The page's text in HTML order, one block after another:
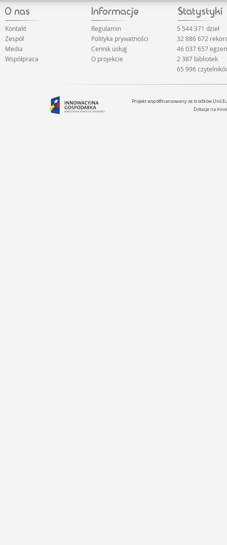
Kontakt
Zespół
Media
Współpraca
Regulamin
Polityka prywatności
Cennik usług
O projekcie
5 544 371 dzieł
32 886 672
46 037 657
2 387 bibliotek
65 996
Projekt współfinansowany ze środków Unii
Dotacje na